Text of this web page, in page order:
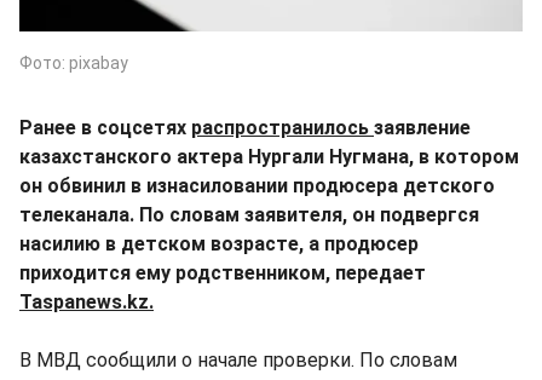
Фото: pixabay
Ранее в соцсетях распространилось заявление
казахстанского актера Нургали Нугмана, в котором
он обвинил в изнасиловании продюсера детского
телеканала. По словам заявителя, он подвергся
насилию в детском возрасте, а продюсер
приходится ему родственником, передает
Taspanews.kz.
В МВД сообщили о начале проверки. По словам